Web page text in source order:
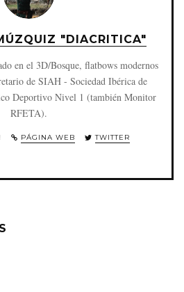
"DIACRITICA"
en el 3D/Bosque, flatbows modernos
de SIAH - Sociedad Ibérica de
Deportivo Nivel 1 (también Monitor
RFETA).
PÁGINA WEB TWITTER